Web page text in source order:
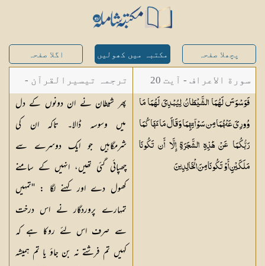
پچھلا صفحہ مکتبہ میں کھولیں اگلا صفحہ
سورة الاعراف - آیت 20
فَوَسْوَسَ لَهُمَا الشَّيْطَانُ لِيُبْدِيَ لَهُمَا مَا
وُورِيَ عَنْهُمَا مِن سَوْآتِهِمَا وَقَالَ مَا نَهَاكُمَا
رَبُّكُمَا عَنْ هَٰذِهِ الشَّجَرَةِ إِلَّا أَن تَكُونَا
مَلَكَيْنِ أَوْ تَكُونَا مِنَالْخَالِدِينَ
ترجمہ تیسیرالقرآن -
مولانا عبد الرحمن
کیلانی
پھر شیطان نے ان دونوں کے دل
میں وسوسہ ڈالا۔ تاکہ ان کی
شرمگاہیں جو ایک دوسرے سے
چھپائی گئی تھیں، انہیں کے سامنے
کھول دے اور کہنے لگا : ''تمہیں
تمہارے پروردگار نے اس درخت
سے صرف اس لئے روکا ہے کہ
کہیں تم فرشتے نہ بن جاؤ یا تم ہمیشہ